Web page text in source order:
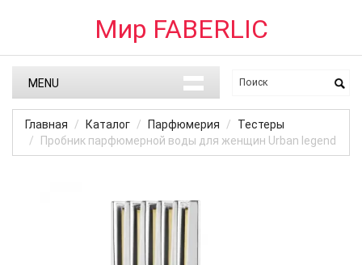
Мир FABERLIC
MENU
Главная Каталог Парфюмерия
Тестеры
Пробник парфюмерной воды для женщин Urban legend